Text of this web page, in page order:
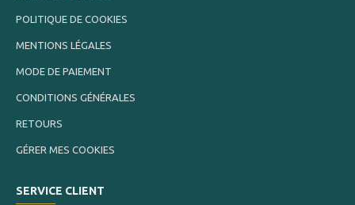
POLITIQUE DE COOKIES
MENTIONS LÉGALES
MODE DE PAIEMENT
CONDITIONS GÉNÉRALES
RETOURS
GÉRER MES COOKIES
SERVICE CLIENT